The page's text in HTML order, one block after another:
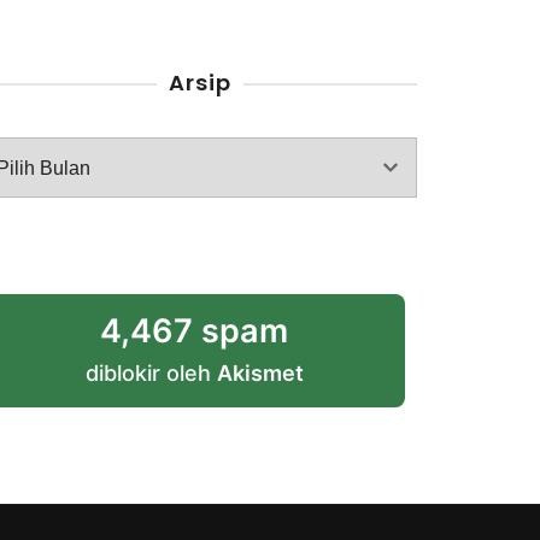
Arsip
4,467 spam
diblokir oleh Akismet